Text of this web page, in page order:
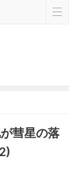
彗星の落